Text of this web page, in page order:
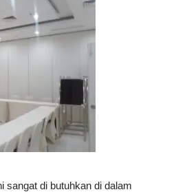
sangat di butuhkan di dalam